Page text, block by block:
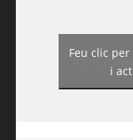
https://
Feu clic
i